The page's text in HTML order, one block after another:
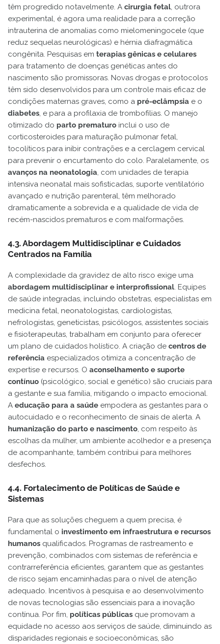
têm progredido notavelmente. A cirurgia fetal , outrora
experimental, é agora uma realidade para a correção
intrauterina de anomalias como mielomeningocele (que
reduz sequelas neurológicas) e hérnia diafragmática
congênita. Pesquisas em terapias gênicas e celulares
para tratamento de doenças genéticas antes do
nascimento são promissoras. Novas drogas e protocolos
têm sido desenvolvidos para um controle mais eficaz de
condições maternas graves, como a pré-eclâmpsia e o
diabetes , e para a profilaxia de trombofilias. O manejo
otimizado do parto prematuro inclui o uso de
corticosteroides para maturação pulmonar fetal,
tocolíticos para inibir contrações e a cerclagem cervical
para prevenir o encurtamento do colo. Paralelamente, os
avanços na neonatologia , com unidades de terapia
intensiva neonatal mais sofisticadas, suporte ventilatório
avançado e nutrição parenteral, têm melhorado
dramaticamente a sobrevida e a qualidade de vida de
recém-nascidos prematuros e com malformações.
4.3. Abordagem Multidisciplinar e Cuidados
Centrados na Família
A complexidade da gravidez de alto risco exige uma
abordagem multidisciplinar e interprofissional . Equipes
de saúde integradas, incluindo obstetras, especialistas em
medicina fetal, neonatologistas, cardiologistas,
nefrologistas, geneticistas, psicólogos, assistentes sociais
e fisioterapeutas, trabalham em conjunto para oferecer
um plano de cuidados holístico. A criação de centros de
referência especializados otimiza a concentração de
expertise e recursos. O aconselhamento e suporte
contínuo (psicológico, social e genético) são cruciais para
a gestante e sua família, mitigando o impacto emocional.
A educação para a saúde empodera as gestantes para o
autocuidado e o reconhecimento de sinais de alerta. A
humanização do parto e nascimento , com respeito às
escolhas da mulher, um ambiente acolhedor e a presença
de acompanhante, também contribui para melhores
desfechos.
4.4. Fortalecimento de Políticas de Saúde e
Sistemas
Para que as soluções cheguem a quem precisa, é
fundamental o investimento em infraestrutura e recursos
humanos qualificados. Programas de rastreamento e
prevenção, combinados com sistemas de referência e
contrarreferência eficientes, garantem que as gestantes
de risco sejam encaminhadas para o nível de atenção
adequado. Incentivos à pesquisa e ao desenvolvimento
de novas tecnologias são essenciais para a inovação
contínua. Por fim, políticas públicas que promovam a
equidade no acesso aos serviços de saúde, diminuindo as
disparidades regionais e socioeconômicas, são